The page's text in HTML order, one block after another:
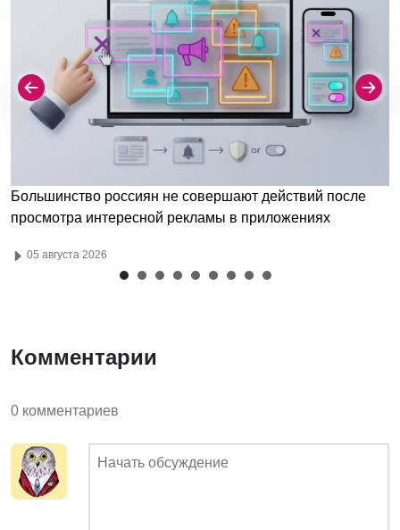
Большинство россиян не совершают действий после
просмотра интересной рекламы в приложениях
05 августа 2026
Комментарии
0 комментариев